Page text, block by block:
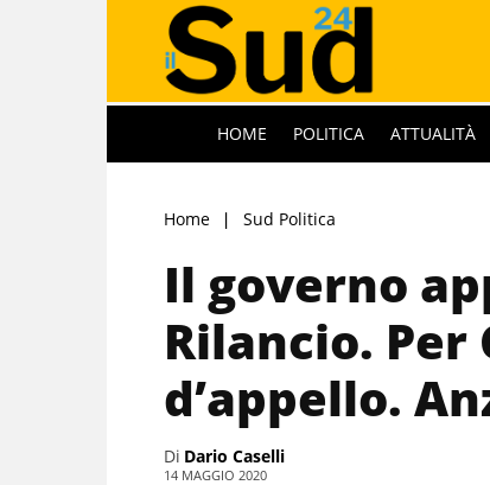
HOME POLITICA ATTUALITÀ
Home Sud Politica
Il governo
Rilancio. Per
d’appello.
Di Dario Caselli
14 MAGGIO 2020